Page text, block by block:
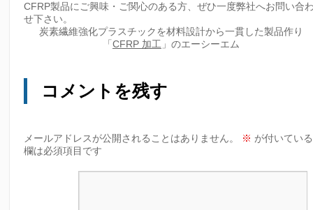
CFRP製品にご興味・ご関心のある方、ぜひ一度弊社へお問い合
せ下さい。
炭素繊維強化プラスチックを材料設計から一貫した製品作り
「 CFRP 加工 」のエーシーエム
コメントを残す
メールアドレスが公開されることはありません。 ※ が付いている
欄は必須項目です